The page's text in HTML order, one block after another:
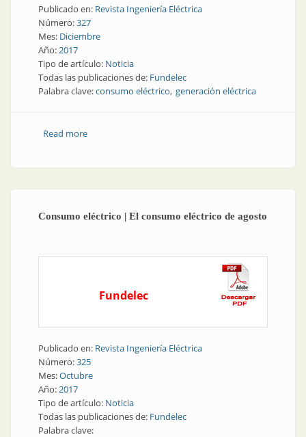
Publicado en: Revista Ingeniería Eléctrica
Número:327
Mes: Diciembre
Año:2017
Tipo de artículo: Noticia
Todas las publicaciones de: Fundelec
Palabra clave:consumo eléctrico generación eléctrica
Read moreabout Consumo eléctrico | Consumo en aumento,
Consumo eléctrico | El consumo eléctrico de agosto
Fundelec
Publicado en: Revista Ingeniería Eléctrica
Número:325
Mes:Octubre
Año:2017
Tipo de artículo: Noticia
Todas las publicaciones de: Fundelec
Palabra clave: